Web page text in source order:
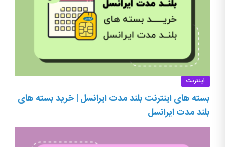
اینترنت
بسته های اینترنت بلند مدت ایرانسل | خرید بسته های
بلند مدت ایرانسل